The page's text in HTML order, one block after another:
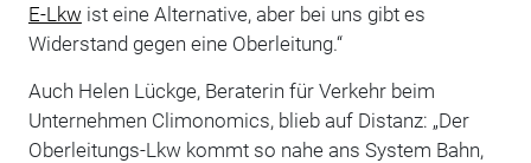
E-Lkw ist eine Alternative, aber bei uns gibt es
Widerstand gegen eine Oberleitung.“
Auch Helen Lückge, Beraterin für Verkehr beim
Unternehmen Climonomics, blieb auf Distanz: „Der
Oberleitungs-Lkw kommt so nahe ans System Bahn,